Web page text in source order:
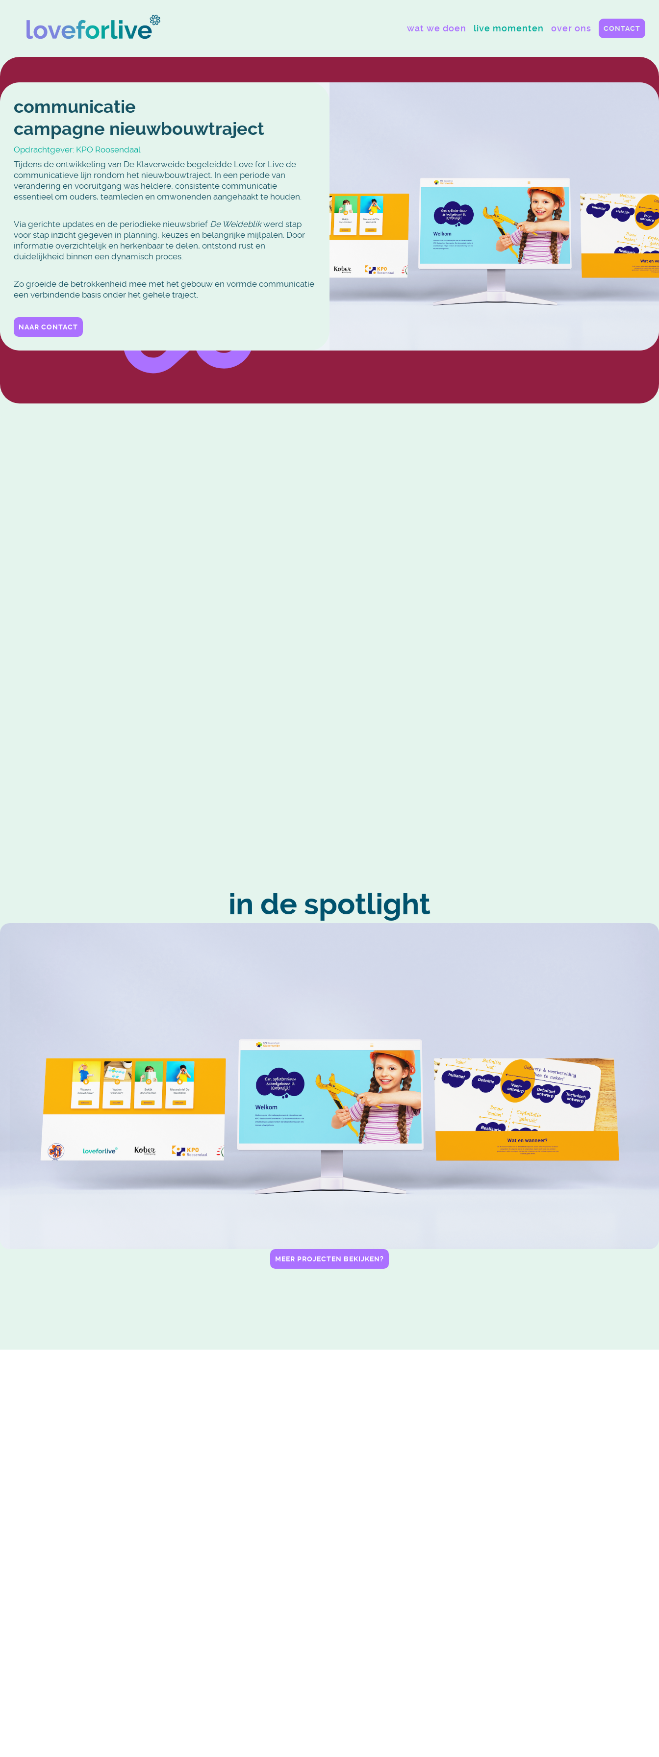
wat we doen live momenten over ons CONTACT
communicatie
campagne nieuwbouwtraject
Opdrachtgever: KPO Roosendaal
Tijdens de ontwikkeling van De Klaverweide begeleidde Love for Live de
communicatieve lijn rondom het nieuwbouwtraject. In een periode van
verandering en vooruitgang was heldere, consistente communicatie
essentieel om ouders, teamleden en omwonenden aangehaakt te houden.
Via gerichte updates en de periodieke nieuwsbrief De Weideblikwerd stap
voor stap inzicht gegeven in planning, keuzes en belangrijke mijlpalen. Door
informatie overzichtelijk en herkenbaar te delen, ontstond rust en
duidelijkheid binnen een dynamisch proces.
Zo groeide de betrokkenheid mee met het gebouw en vormde communicatie
een verbindende basis onder het gehele traject.
NAAR CONTACT
in de spotlight
MEER PROJECTEN BEKIJKEN?